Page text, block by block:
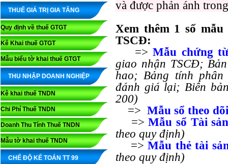
THUẾ GIÁ TRỊ GIA TĂNG
Quy định về thuế GTGT
Kê Khai thuế GTGT
Mẫu biểu tờ khai thuế GTGT
THU NHẬP DOANH NGHIỆP
Kê khai thuế TNDN
Chi Phí Thuế TNDN
Doanh Thu Tính Thuế TNDN
Mẫu tờ khai thuế TNDN
CHẾ ĐỘ KẾ TOÁN TT 99
và được phản ánh
Xem thêm 1 số
TSCĐ:
=>Mẫu chứng
giao nhận TSCĐ;
hao; Bảng tính
đánh giá lại; Biên
200)
=> Mẫu sổ theo
=>Mẫu sổ Tài
theo quy định)
=>Mẫu thẻ tài
theo quy định)